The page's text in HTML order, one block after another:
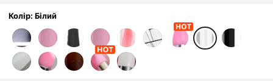
ання та інших інструментів для нейл-арту
Колір: Білий